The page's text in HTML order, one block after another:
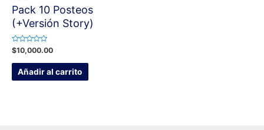
Pack 10 Posteos
(+Versión Story)
Valorado
con
0
$10,000.00
Añadir al carrito